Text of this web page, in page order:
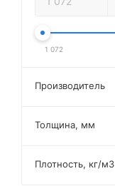
1 072
Производитель
Толщина, мм
Плотность, кг/м3